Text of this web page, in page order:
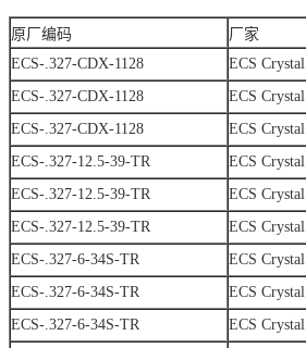
原厂编码 厂家
ECS-.327-CDX-1128
ECS Crystal
ECS-.327-CDX-1128
ECS Crystal
ECS-.327-CDX-1128
ECS Crystal
ECS-.327-12.5-39-TR
ECS Crystal
ECS-.327-12.5-39-TR
ECS Crystal
ECS-.327-12.5-39-TR
ECS Crystal
ECS-.327-6-34S-TR
ECS Crystal
ECS-.327-6-34S-TR
ECS Crystal
ECS-.327-6-34S-TR
ECS Crystal